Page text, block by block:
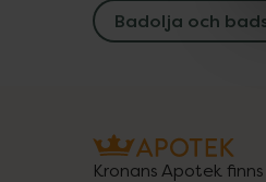
Badolja och
Kronans Apotek